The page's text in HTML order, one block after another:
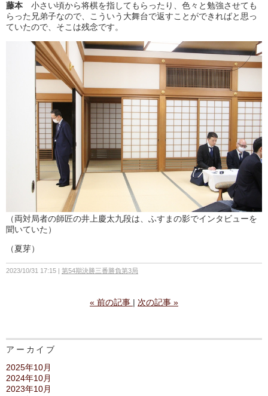
藤本 小さい頃から将棋を指してもらったり、色々と勉強させても
らった兄弟子なので、こういう大舞台で返すことができればと思っ
ていたので、そこは残念です。
（両対局者の師匠の井上慶太九段は、ふすまの影でインタビューを
聞いていた）
（夏芽）
2023/10/31 17:15 第54期決勝三番勝負第3局
« 前の記事 次の記事 »
アーカイブ
2025年10月
2024年10月
2023年10月